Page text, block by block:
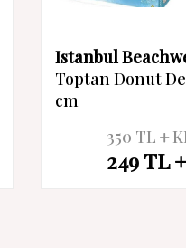
Istanbul
Toptan Donut
cm
350TL
249TL